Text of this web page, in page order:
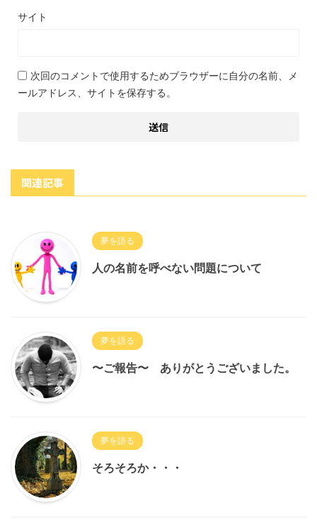
サイト
次回のコメントで使用するためブラウザーに自分の名前、メ
ールアドレス、サイトを保存する。
関連記事
夢を語る
人の名前を呼べない問題について
夢を語る
〜ご報告〜 ありがとうございました。
夢を語る
そろそろか・・・